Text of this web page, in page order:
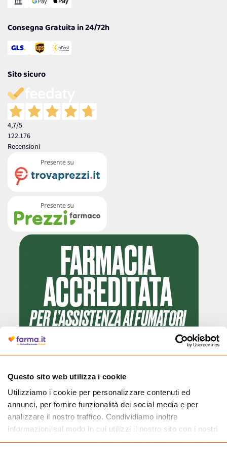
Questo sito web utilizza i cookie
Utilizziamo i cookie per personalizzare contenuti ed
annunci, per fornire funzionalità dei social media e per
analizzare il nostro traffico. Condividiamo inoltre
informazioni sul modo in cui utilizzi il nostro sito con i nostri
partner che si occupano di analisi dei dati web, pubblicità e
Consegna Gratuita in 24/72h
Sito sicuro
4,7/5
122.176
Recensioni
Cliccando il badge, puoi verificare che Farma.it è un'entità regolarmente
autorizzata dal Ministero della Salute a effettuare la vendita online di
medicinali.